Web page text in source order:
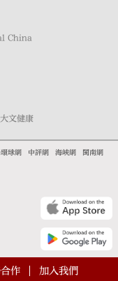
China
大文健康
球網 中評網 海峽網
閩南網
作
加入我們